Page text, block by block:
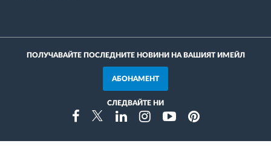
ПОЛУЧАВАЙТЕ ПОСЛЕДНИТЕ НОВИНИ НА ВАШИЯТ ИМЕЙЛ
АБОНАМЕНТ
СЛЕДВАЙТЕ НИ
FacebookTwitterLinkedinInstragramYoutubePinterest